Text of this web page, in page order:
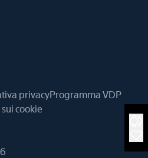
privacyProgramma VDP
cookie